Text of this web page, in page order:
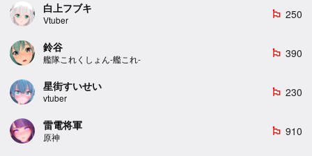
白上フブキ
Vtuber
emoji_flags 250
鈴谷
艦隊これくしょん-艦これ-
emoji_flags 390
星街すいせい
vtuber
emoji_flags 230
雷電将軍
原神
emoji_flags 910